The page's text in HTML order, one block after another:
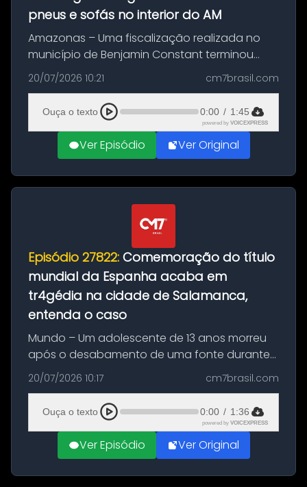
pneus e sofás no interior do AM
Amazonas – Uma fiscalização realizada no
município de Benjamin Constant terminou
com a apreensão de aproximadamente 115
quilos de entorpecentes em uma
embarcação atracada no porto da cidade. O
materia...
20/07/2026 10:21 cm7brasil.com
Ouça o texto 0:00 / 1:45
powered by VOICEXPRESS
Ver Episódio Ver Original
Episódio 27822: Comemoração do título
mundial da Espanha acaba em
tr4gédia na cidade de Salamanca,
entenda o caso
Mundo – Um adolescente de 13 anos morreu
após o desabamento de uma fonte durante
as comemorações pelo título da Copa do
Mundo conquistado pela Espanha, em
Ciudad Rodrigo, na província de Salamanca,
no...
20/07/2026 10:17 cm7brasil.com
Ouça o texto 0:00 / 1:36
powered by VOICEXPRESS
Ver Episódio Ver Original